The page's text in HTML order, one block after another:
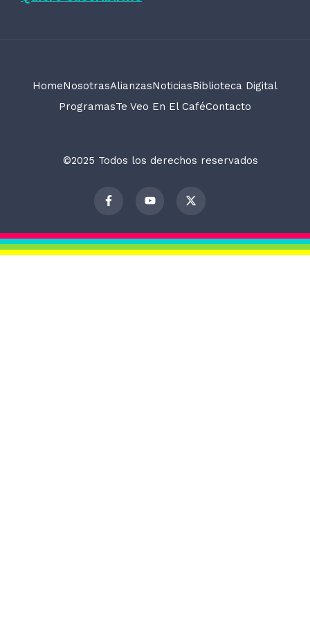
HomeNosotrasAlianzasNoticiasBiblioteca Digital
ProgramasTe Veo En El CaféContacto
©2025 Todos los derechos reservados